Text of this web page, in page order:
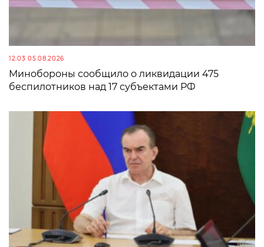
12:03 05.08.2026
Минобороны сообщило о ликвидации 475
беспилотников над 17 субъектами РФ